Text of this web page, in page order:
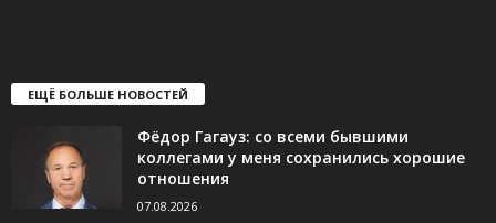
ЕЩЁ БОЛЬШЕ НОВОСТЕЙ
Фёдор Гагауз: со всеми бывшими
коллегами у меня сохранились хорошие
отношения
07.08.2026